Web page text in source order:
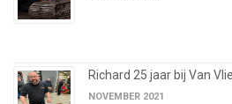
Richard 25 jaar bij Van
NOVEMBER 2021